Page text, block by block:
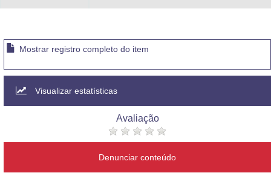
Mostrar registro completo do item
Visualizar estatísticas
Avaliação
Denunciar conteúdo